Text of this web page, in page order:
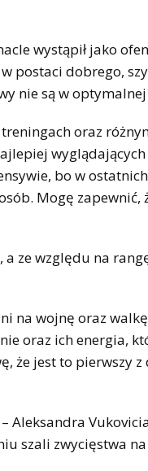
wystąpił jako
postaci dobrego,
nie są w
oraz
bo w
Mogę
ze względu na
na wojnę oraz
oraz ich energia,
że jest to pierwszy z
Aleksandra
szali zwycięstwa